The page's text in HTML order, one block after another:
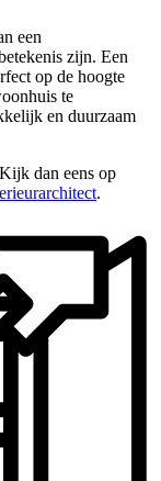
een
zijn. Een
op de hoogte
te
en duurzaam
dan eens op
.